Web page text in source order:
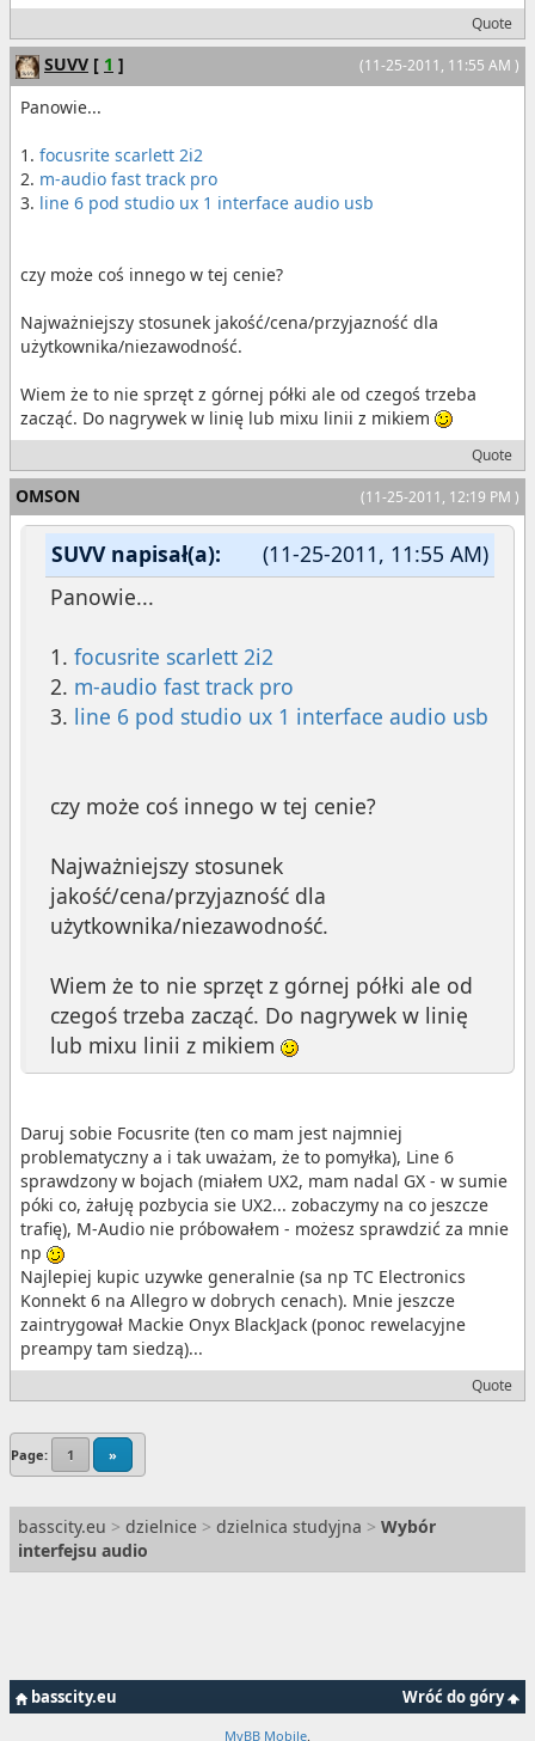
Quote
(11-25-2011, 11:55 AM )
SUVV [ 1 ]
Panowie...
1. focusrite scarlett 2i2
2. m-audio fast track pro
3. line 6 pod studio ux 1 interface audio usb
czy może coś innego w tej cenie?
Najważniejszy stosunek jakość/cena/przyjazność dla
użytkownika/niezawodność.
Wiem że to nie sprzęt z górnej półki ale od czegoś trzeba
zacząć. Do nagrywek w linię lub mixu linii z mikiem
Quote
(11-25-2011, 12:19 PM )
OMSON
(11-25-2011, 11:55 AM)
SUVV napisał(a):
Panowie...
1. focusrite scarlett 2i2
2. m-audio fast track pro
3. line 6 pod studio ux 1 interface audio usb
czy może coś innego w tej cenie?
Najważniejszy stosunek
jakość/cena/przyjazność dla
użytkownika/niezawodność.
Wiem że to nie sprzęt z górnej półki ale od
czegoś trzeba zacząć. Do nagrywek w linię
lub mixu linii z mikiem
Daruj sobie Focusrite (ten co mam jest najmniej
problematyczny a i tak uważam, że to pomyłka), Line 6
sprawdzony w bojach (miałem UX2, mam nadal GX - w sumie
póki co, żałuję pozbycia sie UX2... zobaczymy na co jeszcze
trafię), M-Audio nie próbowałem - możesz sprawdzić za mnie
np
Najlepiej kupic uzywke generalnie (sa np TC Electronics
Konnekt 6 na Allegro w dobrych cenach). Mnie jeszcze
zaintrygował Mackie Onyx BlackJack (ponoc rewelacyjne
preampy tam siedzą)...
Quote
Page: 1 »
basscity.eu > dzielnice > dzielnica studyjna > Wybór
interfejsu audio
Wróć do góry
basscity.eu
MyBB Mobile.